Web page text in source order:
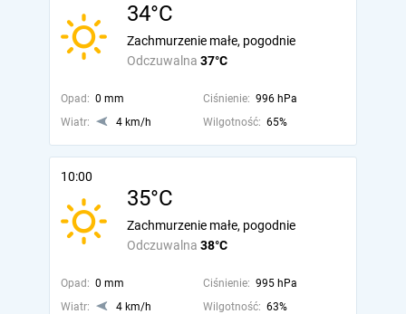
34°C
Odczuwalna 37°C
Zachmurzenie małe, pogodnie
Opad: 0 mm Ciśnienie: 996 hPa
Wiatr:
4 km/h Wilgotność: 65%
10:00
35°C
Odczuwalna 38°C
Zachmurzenie małe, pogodnie
Opad: 0 mm Ciśnienie: 995 hPa
Wiatr:
4 km/h Wilgotność: 63%